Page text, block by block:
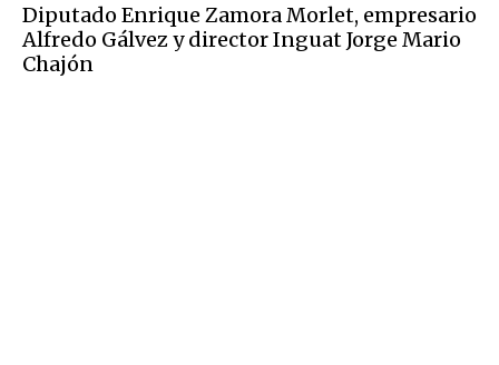
Diputado Enrique Zamora Morlet, empresario
Alfredo Gálvez y director Inguat Jorge Mario
Chajón